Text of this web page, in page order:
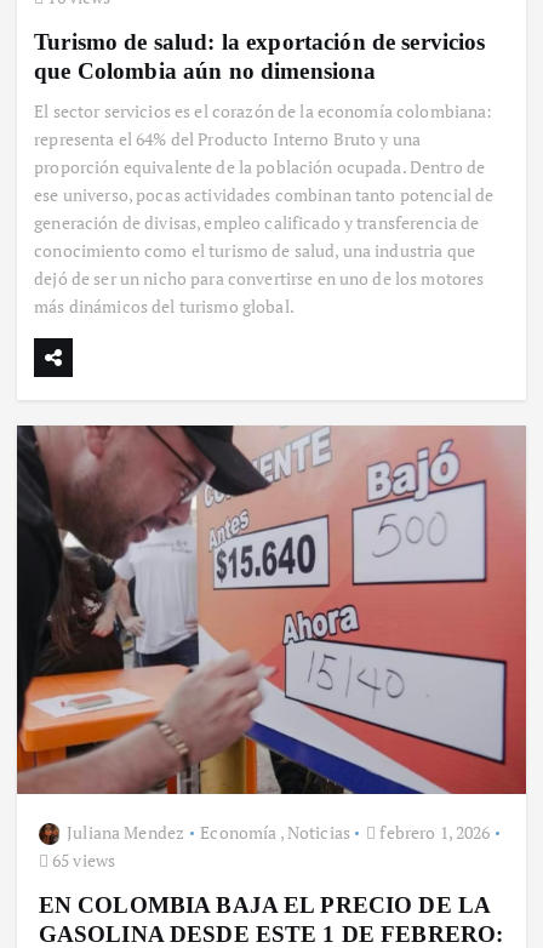
Turismo de salud: la exportación de servicios
que Colombia aún no dimensiona
El sector servicios es el corazón de la economía colombiana:
representa el 64% del Producto Interno Bruto y una
proporción equivalente de la población ocupada. Dentro de
ese universo, pocas actividades combinan tanto potencial de
generación de divisas, empleo calificado y transferencia de
conocimiento como el turismo de salud, una industria que
dejó de ser un nicho para convertirse en uno de los motores
más dinámicos del turismo global.
Juliana Mendez Economía ,Noticias
febrero 1, 2026
65 views
EN COLOMBIA BAJA EL PRECIO DE LA
GASOLINA DESDE ESTE 1 DE FEBRERO: